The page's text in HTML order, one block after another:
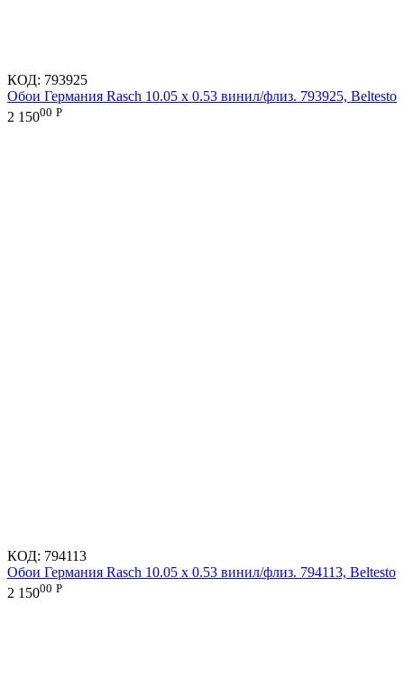
КОД: 793925
Обои Германия Rasch 10.05 х 0.53 винил/флиз. 793925, Beltesto
2 15000 Р
КОД: 794113
Обои Германия Rasch 10.05 х 0.53 винил/флиз. 794113, Beltesto
2 15000 Р